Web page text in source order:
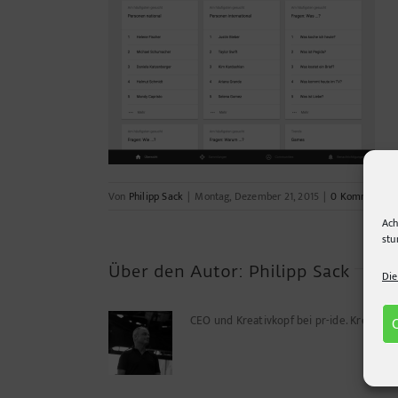
Von Philipp Sack | Montag, Dezember 21, 2015 | 0 Kommentare
Über den Autor: Philipp Sack
CEO und Kreativkopf bei pr-ide. Kreuz